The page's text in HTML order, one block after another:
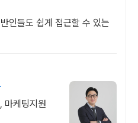
인들도 쉽게 접근할 수 있는
마케팅지원